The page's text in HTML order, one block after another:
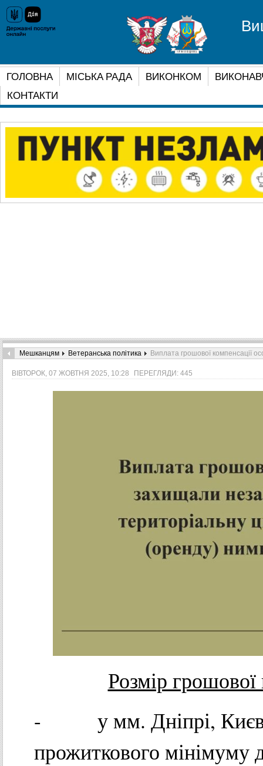
ГОЛОВНА МІСЬКА РАДА ВИКОНКОМ
КОНТАКТИ
Мешканцям Ветеранська політика Виплата грошової компенсації
ВІВТОРОК, 07 ЖОВТНЯ 2025, 10:28 ПЕРЕГЛЯДИ: 445
Розмір грошової
- у мм. Дніпрі, Києві,
прожиткового мінімуму